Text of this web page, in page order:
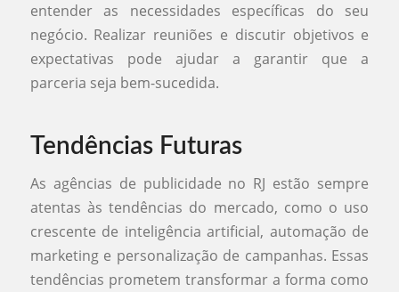
entender as necessidades específicas do seu
negócio. Realizar reuniões e discutir objetivos e
expectativas pode ajudar a garantir que a
parceria seja bem-sucedida.
Tendências Futuras
As agências de publicidade no RJ estão sempre
atentas às tendências do mercado, como o uso
crescente de inteligência artificial, automação de
marketing e personalização de campanhas. Essas
tendências prometem transformar a forma como